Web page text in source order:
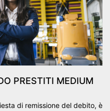
PRESTITI MEDIUM
di remissione del debito, è